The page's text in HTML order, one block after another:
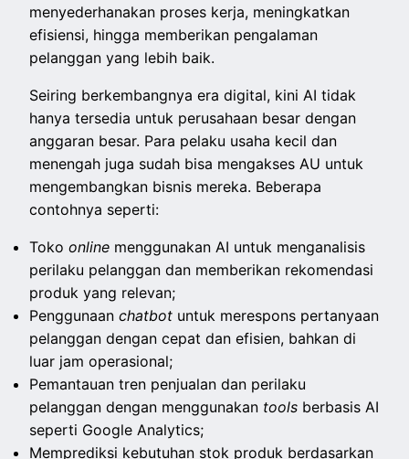
menyederhanakan proses kerja, meningkatkan
efisiensi, hingga memberikan pengalaman
pelanggan yang lebih baik.
Seiring berkembangnya era digital, kini AI tidak
hanya tersedia untuk perusahaan besar dengan
anggaran besar. Para pelaku usaha kecil dan
menengah juga sudah bisa mengakses AU untuk
mengembangkan bisnis mereka. Beberapa
contohnya seperti:
Tokoonline menggunakan AI untuk menganalisis
perilaku pelanggan dan memberikan rekomendasi
produk yang relevan;
Penggunaanchatbot untuk merespons pertanyaan
pelanggan dengan cepat dan efisien, bahkan di
luar jam operasional;
Pemantauan tren penjualan dan perilaku
pelanggan dengan menggunakan tools berbasis AI
seperti Google Analytics;
Memprediksi kebutuhan stok produk berdasarkan